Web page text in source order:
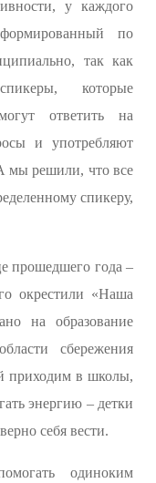
у каждого
по
так как
которые
ответить на
и употребляют
мы решили, что все
спикеру,
прошедшего года –
окрестили «Наша
на образование
сбережения
приходим в школы,
энергию – детки
себя вести.
одиноким